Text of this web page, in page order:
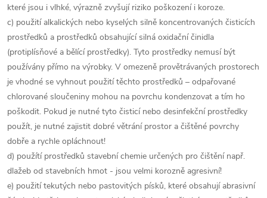
které jsou i vlhké, výrazně zvyšují riziko poškození i koroze.
c) použití alkalických nebo kyselých silně koncentrovaných čisticích
prostředků a prostředků obsahující silná oxidační činidla
(protiplísňové a bělící prostředky). Tyto prostředky nemusí být
používány přímo na výrobky. V omezeně provětrávaných prostorech
je vhodné se vyhnout použití těchto prostředků – odpařované
chlorované sloučeniny mohou na povrchu kondenzovat a tím ho
poškodit. Pokud je nutné tyto čisticí nebo desinfekční prostředky
použít, je nutné zajistit dobré větrání prostor a čištěné povrchy
dobře a rychle opláchnout!
d) použítí prostředků stavební chemie určených pro čištění např.
dlažeb od stavebních hmot - jsou velmi korozně agresivní!
e) použití tekutých nebo pastovitých písků, které obsahují abrasivní